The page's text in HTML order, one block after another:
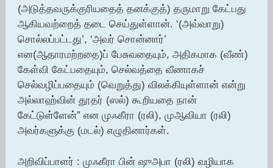
(அடுத்தவருக்குரியதைத் தனக்குத்) தருமாறு கேட்பது
ஆகியவற்றைத் தடை செய்துள்ளான். ‘(அவ்வாறு)
சொல்லப்பட்டது’, ‘அவர் சொன்னார்’
என(ஆதாரமற்றதை)ப் பேசுவதையும், அதிகமாக (வீண்)
கேள்வி கேட்பதையும், செல்வத்தை வீணாகச்
செல்வழிப்பதையும் (வெறுத்து) விலக்கியுள்ளான் என்று
அல்லாஹ்வின் தூதர் (ஸல்) கூறியதை நான்
கேட்டுள்ளேன்” என முஃகீரா (ரலி), முஆவியா (ரலி)
அவர்களுக்கு (மடல்) எழுதினார்கள்.
அறிவிப்பாளர் : முஃகீரா பின் ஷுஅபா (ரலி) வழியாக